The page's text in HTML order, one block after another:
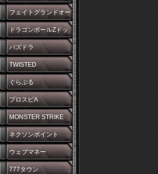
フェイトグランドオー
ダー
ドラゴンボールZドッ
カンバトル
パズドラ
TWISTED
WONDERLAND
ぐらぶる
プロスピA
MONSTER STRIKE
ネクソンポイント
ウェブマネー
777タウン